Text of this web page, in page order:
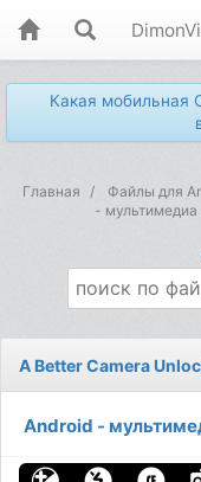
Какая мобильная
Главная Файлы для
- мультимедиа
A Better Camera
Android -